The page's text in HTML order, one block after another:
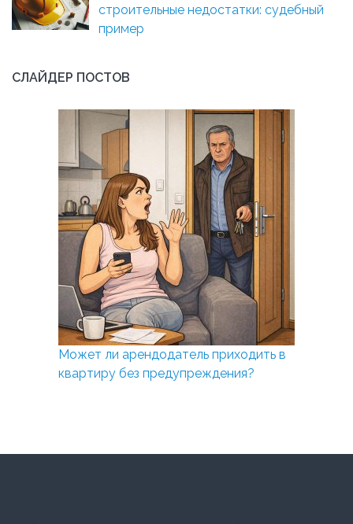
строительные недостатки: судебный
пример
СЛАЙДЕР ПОСТОВ
Может ли арендодатель приходить в
квартиру без предупреждения?